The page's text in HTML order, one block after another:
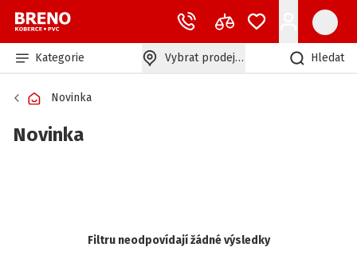
Kategorie Vybrat prodejnu Hledat
Novinka
Novinka
Filtru neodpovídají žádné výsledky